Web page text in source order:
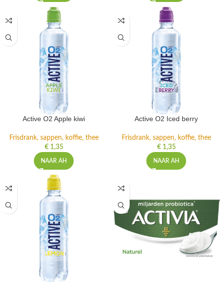
Active O2 Apple kiwi
Frisdrank, sappen, koffie, thee
€1,35
NAAR AH
Active O2 Iced berry
Frisdrank, sappen, koffie, thee
€1,35
NAAR AH